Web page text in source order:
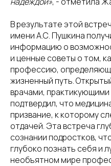
В результате этой
имени А.С. Пушкина
информацию о
и ценные советы о том,
профессию,
жизненный путь.
врачами,
подтвердил, что
призвание, к которому
отдачей. Эта встреча
сознании подростков,
глубоко познать себя и
необъятном мире